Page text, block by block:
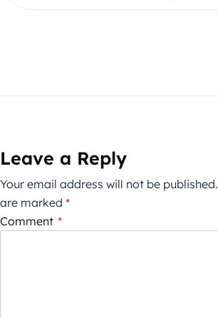
Leave a Reply
Your email address will not be published.
are marked *
Comment *